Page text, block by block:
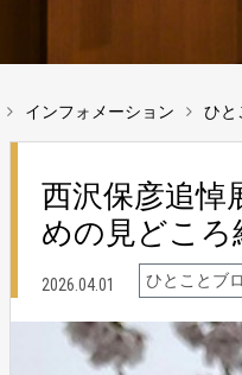
インフォメーション ひと
西沢保彦追悼
めの見どころ
2026.04.01 ひとことブ